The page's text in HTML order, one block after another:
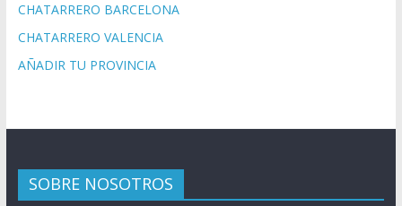
CHATARRERO BARCELONA
CHATARRERO VALENCIA
AÑADIR TU PROVINCIA
SOBRE NOSOTROS